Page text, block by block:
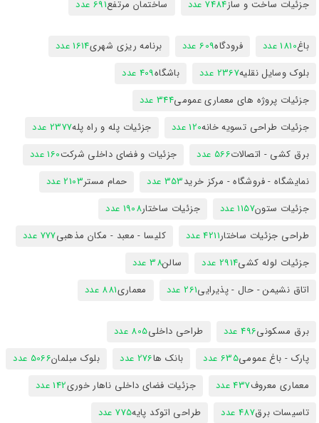
جزئیات ساخت و ساز7484 عدد ساختمان مرتفع691 عدد
باغ1810 عدد فرودگاه609 عدد برنامه ریزی شهری1614 عدد
بلوک وسایل نقلیه2367 عدد باشگاه409 عدد
جزئیات پروژه های معماری عمومی344 عدد
جزئیات طراحی تسویه خانه120 عدد جزئیات پله و راه پله2377 عدد
برق کشی - اتصالات566 عدد جزئیات و فضای داخلی شرکت160 عدد
نمایشگاه - فروشگاه - مرکز خرید353 عدد حمام مستر2103 عدد
جزئیات ستون1157 عدد جزئیات ساختار1908 عدد
طراحی جزئیات ساختار4211 عدد کلیسا - معبد - مکان مذهبی777 عدد
جزئیات لوله کشی2914 عدد سالن38 عدد
اتاق نشیمن - حال - پذیرایی261 عدد معماری881 عدد
برق مسکونی496 عدد طراحی داخلی805 عدد
پارک - باغ عمومی635 عدد بانک ها276 عدد بلوک مبلمان5066 عدد
معماری معروف437 عدد جزئیات فضای داخلی ناهار خوری142 عدد
تاسیسات برق487 عدد طراحی اتوکد پایه775 عدد